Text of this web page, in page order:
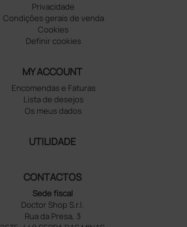
Privacidade
Condições gerais de venda
Cookies
Definir cookies
MY ACCOUNT
Encomendas e Faturas
Lista de desejos
Os meus dados
UTILIDADE
CONTACTOS
Sede fiscal
Doctor Shop S.r.l.
Rua da Presa, 3